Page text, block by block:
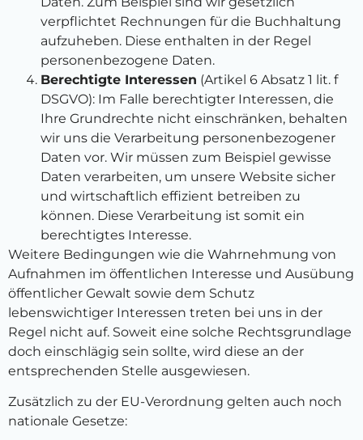
verpflichtet Rechnungen für die Buchhaltung
aufzuheben. Diese enthalten in der Regel
personenbezogene Daten.
Berechtigte Interessen (Artikel 6 Absatz 1 lit. f
DSGVO): Im Falle berechtigter Interessen, die
Ihre Grundrechte nicht einschränken, behalten
wir uns die Verarbeitung personenbezogener
Daten vor. Wir müssen zum Beispiel gewisse
Daten verarbeiten, um unsere Website sicher
und wirtschaftlich effizient betreiben zu
können. Diese Verarbeitung ist somit ein
berechtigtes Interesse.
Weitere Bedingungen wie die Wahrnehmung von
Aufnahmen im öffentlichen Interesse und Ausübung
öffentlicher Gewalt sowie dem Schutz
lebenswichtiger Interessen treten bei uns in der
Regel nicht auf. Soweit eine solche Rechtsgrundlage
doch einschlägig sein sollte, wird diese an der
entsprechenden Stelle ausgewiesen.
Zusätzlich zu der EU-Verordnung gelten auch noch
nationale Gesetze: